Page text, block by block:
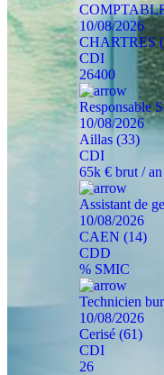
10/08/2026
CHARTRES
CDI
26400
Responsable
10/08/2026
Aillas (33)
CDI
65k € brut / an
Assistant de
10/08/2026
CAEN (14)
CDD
% SMIC
Technicien
10/08/2026
Cerisé (61)
CDI
26